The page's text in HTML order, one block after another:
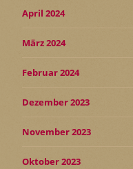
April 2024
März 2024
Februar 2024
Dezember 2023
November 2023
Oktober 2023